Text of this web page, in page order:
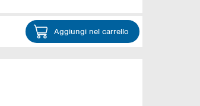
Aggiungi nel carrello